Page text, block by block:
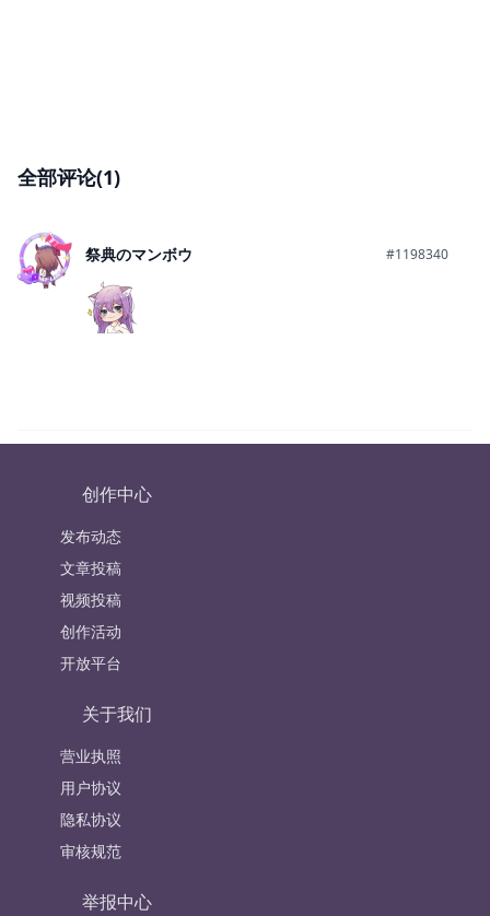
全部评论(1)
祭典のマンボウ #1198340
创作中心
发布动态
文章投稿
视频投稿
创作活动
开放平台
关于我们
营业执照
用户协议
隐私协议
审核规范
举报中心